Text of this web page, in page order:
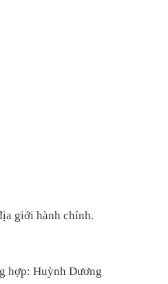
giới hành chính.
hợp: Huỳnh Dương